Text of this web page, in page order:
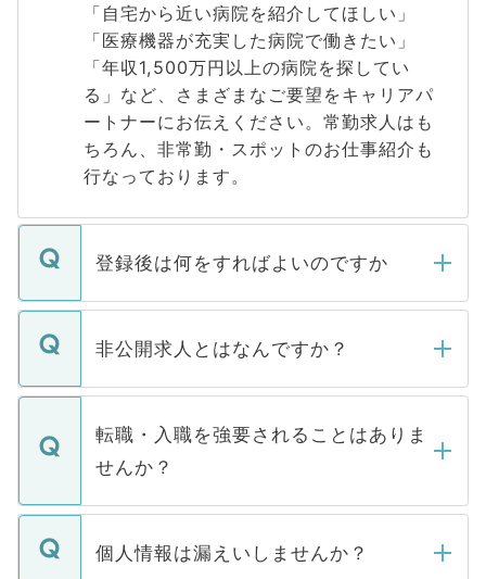
「自宅から近い病院を紹介してほしい」
「医療機器が充実した病院で働きたい」
「年収1,500万円以上の病院を探してい
る」など、さまざまなご要望をキャリアパ
ートナーにお伝えください。常勤求人はも
ちろん、非常勤・スポットのお仕事紹介も
行なっております。
登録後は何をすればよいのですか
ご登録いただきましたら、弊社担当者がご
登録内容を確認し、その後メールもしくは
ます。通常、5営業日以内にはご連絡をせて
いただきますので、しばらくお待ちくださ
い。
非公開求人とはなんですか？
マイナビDOCTORで取り扱っている求人の
うち約3割は、Webサイトからご覧いただ
けない「非公開求人」です。非公開求人は
下記の理由によって、一般には公開してい
ません。
■応募殺到を避けるため 人気のある医療機
転職・入職を強要されることはありま
せんか？
転職・入職を強要することは一切ありませ
ん。また、仮に応募先から内定をいただい
個人情報は漏えいしませんか？